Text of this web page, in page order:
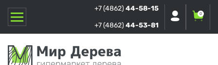
+7 (4862) 44-58-15
+7 (4862) 44-53-81
0